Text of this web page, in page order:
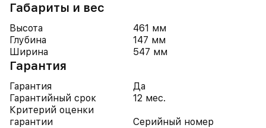
Габариты и вес
Высота
461 мм
Глубина
147 мм
Ширина
547 мм
Гарантия
Гарантия
Да
Гарантийный срок
12 мес.
Критерий оценки
гарантии
Серийный номер